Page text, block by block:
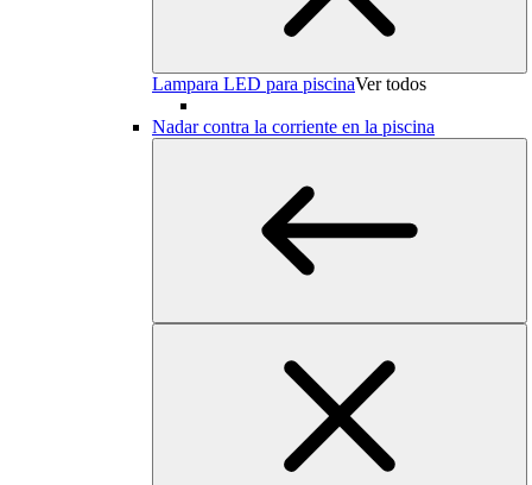
Lampara LED para piscinaVer todos
Nadar contra la corriente en la piscina